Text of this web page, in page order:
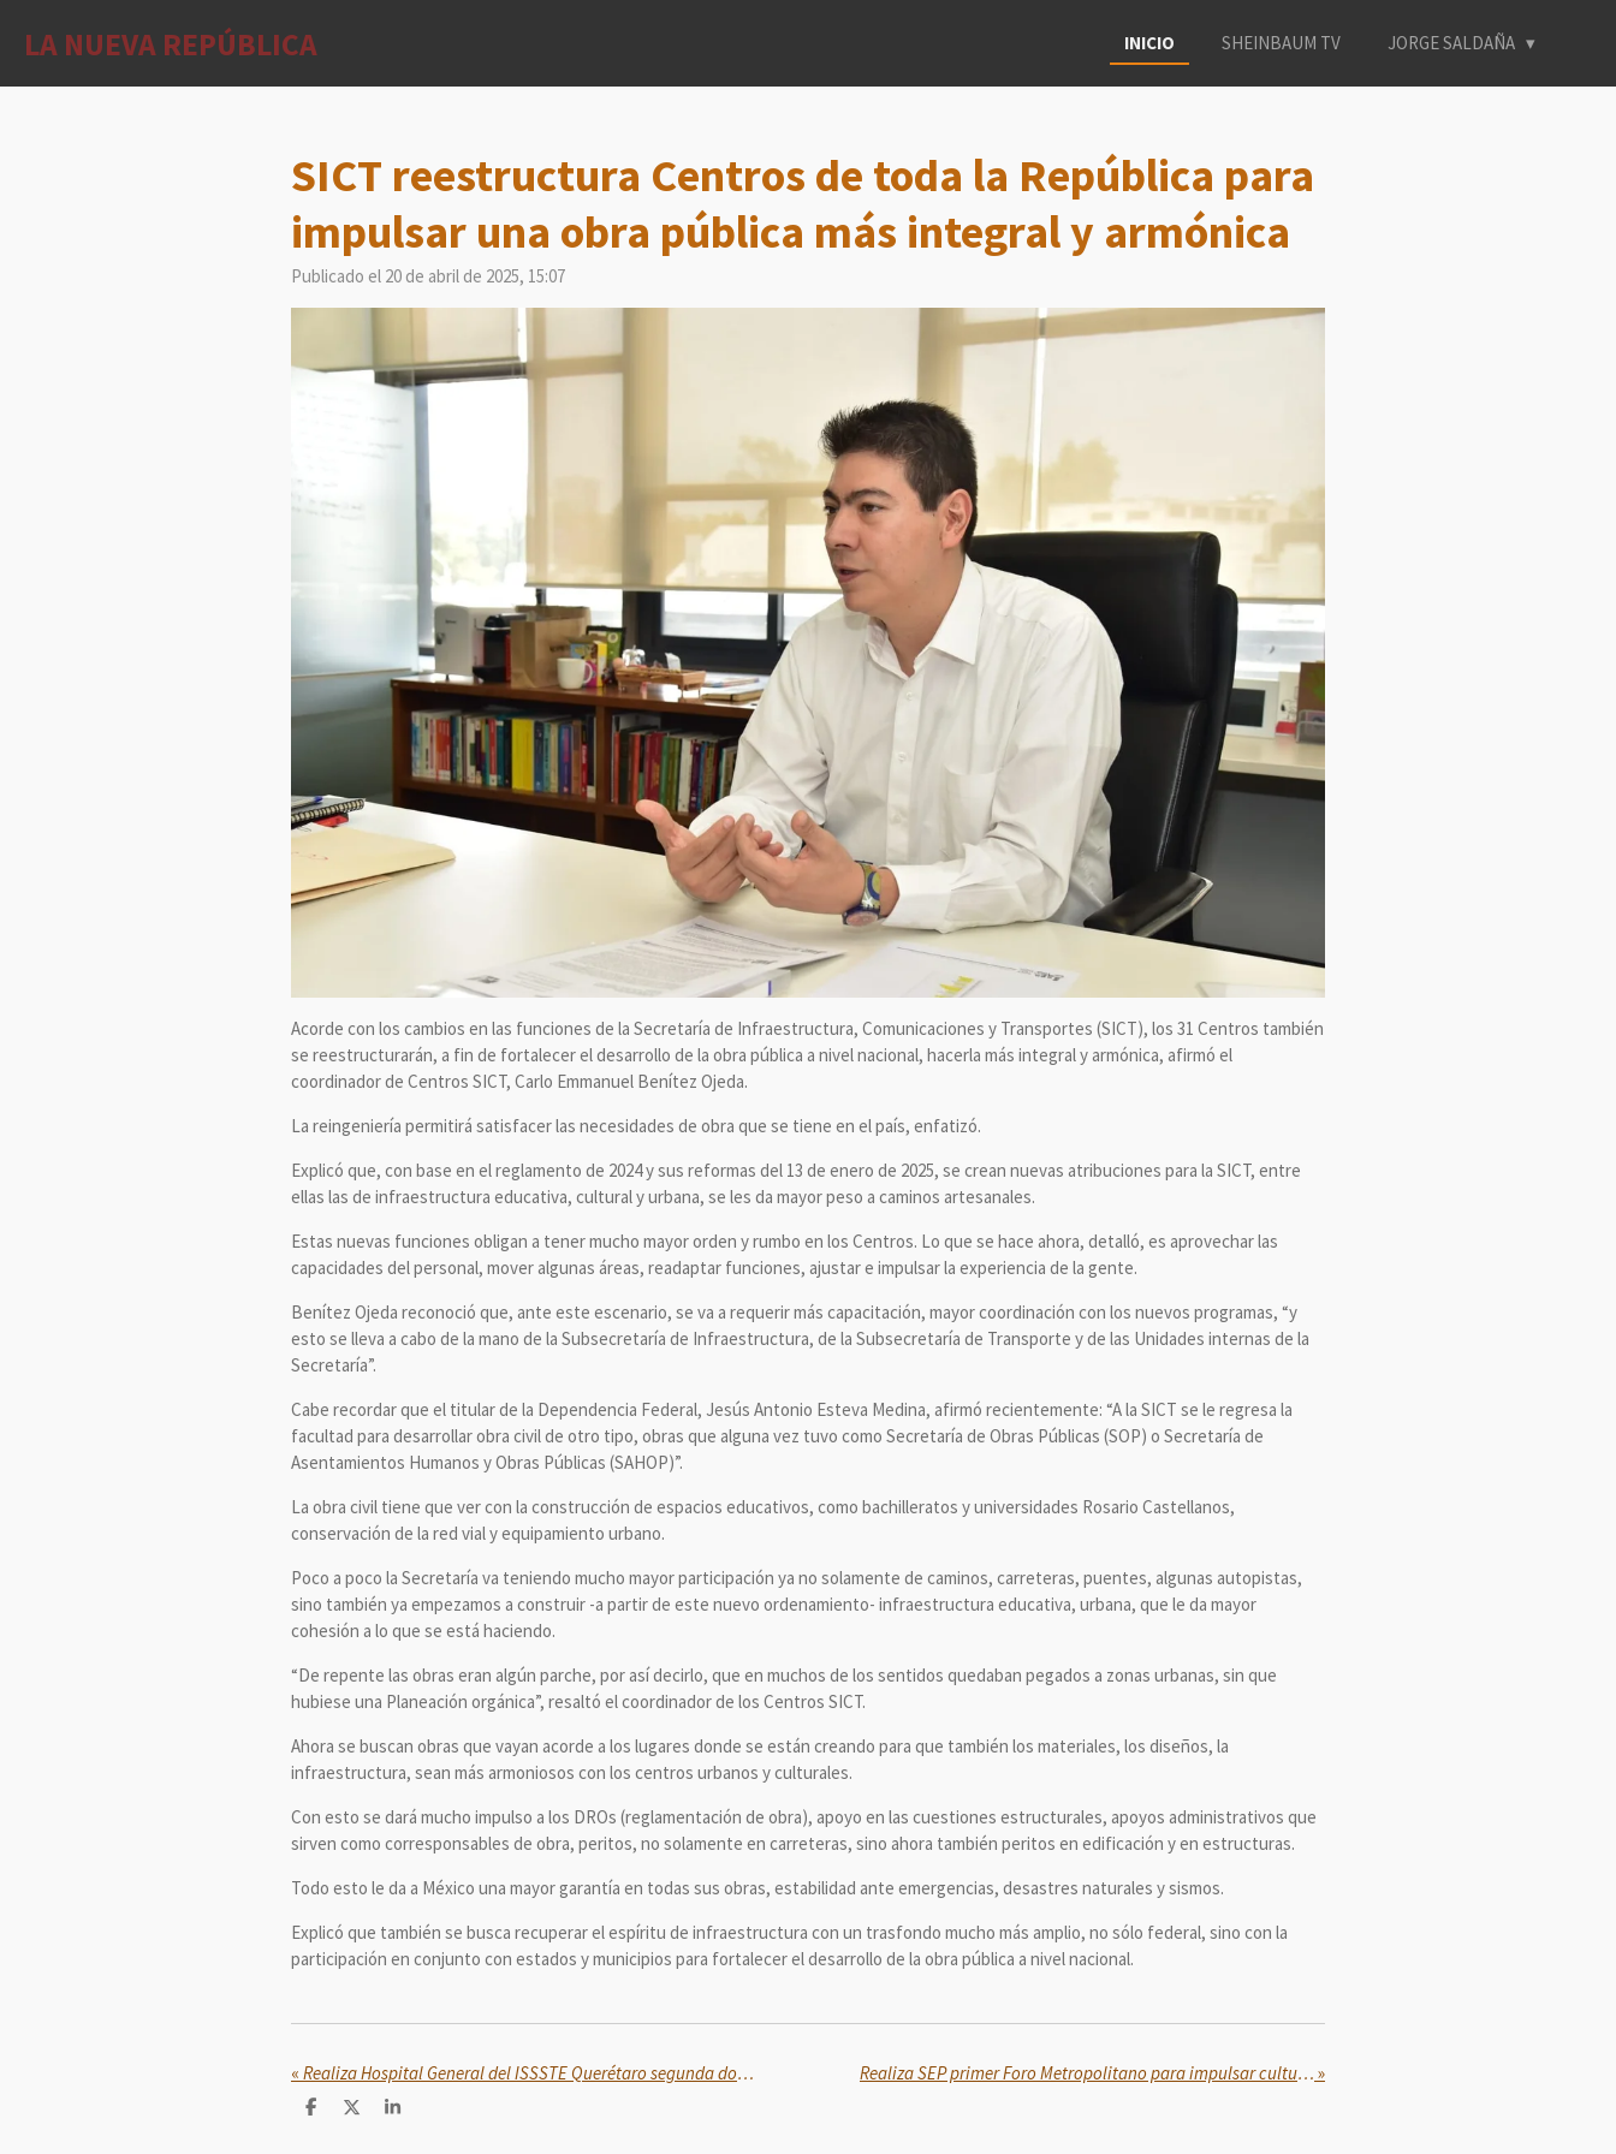
LA NUEVA REPÚBLICA INICIO SHEINBAUM TV JORGE SALDAÑA
SICT reestructura Centros de toda la República para
impulsar una obra pública más integral y armónica
Publicado el 20 de abril de 2025, 15:07
Acorde con los cambios en las funciones de la Secretaría de Infraestructura, Comunicaciones y Transportes (SICT), los 31 Centros también
se reestructurarán, a fin de fortalecer el desarrollo de la obra pública a nivel nacional, hacerla más integral y armónica, afirmó el
coordinador de Centros SICT, Carlo Emmanuel Benítez Ojeda.
La reingeniería permitirá satisfacer las necesidades de obra que se tiene en el país, enfatizó.
Explicó que, con base en el reglamento de 2024 y sus reformas del 13 de enero de 2025, se crean nuevas atribuciones para la SICT, entre
ellas las de infraestructura educativa, cultural y urbana, se les da mayor peso a caminos artesanales.
Estas nuevas funciones obligan a tener mucho mayor orden y rumbo en los Centros. Lo que se hace ahora, detalló, es aprovechar las
capacidades del personal, mover algunas áreas, readaptar funciones, ajustar e impulsar la experiencia de la gente.
Benítez Ojeda reconoció que, ante este escenario, se va a requerir más capacitación, mayor coordinación con los nuevos programas, “y
esto se lleva a cabo de la mano de la Subsecretaría de Infraestructura, de la Subsecretaría de Transporte y de las Unidades internas de la
Secretaría”.
Cabe recordar que el titular de la Dependencia Federal, Jesús Antonio Esteva Medina, afirmó recientemente: “A la SICT se le regresa la
facultad para desarrollar obra civil de otro tipo, obras que alguna vez tuvo como Secretaría de Obras Públicas (SOP) o Secretaría de
Asentamientos Humanos y Obras Públicas (SAHOP)”.
La obra civil tiene que ver con la construcción de espacios educativos, como bachilleratos y universidades Rosario Castellanos,
conservación de la red vial y equipamiento urbano.
Poco a poco la Secretaría va teniendo mucho mayor participación ya no solamente de caminos, carreteras, puentes, algunas autopistas,
sino también ya empezamos a construir -a partir de este nuevo ordenamiento- infraestructura educativa, urbana, que le da mayor
cohesión a lo que se está haciendo.
“De repente las obras eran algún parche, por así decirlo, que en muchos de los sentidos quedaban pegados a zonas urbanas, sin que
hubiese una Planeación orgánica”, resaltó el coordinador de los Centros SICT.
Ahora se buscan obras que vayan acorde a los lugares donde se están creando para que también los materiales, los diseños, la
infraestructura, sean más armoniosos con los centros urbanos y culturales.
Con esto se dará mucho impulso a los DROs (reglamentación de obra), apoyo en las cuestiones estructurales, apoyos administrativos que
sirven como corresponsables de obra, peritos, no solamente en carreteras, sino ahora también peritos en edificación y en estructuras.
Todo esto le da a México una mayor garantía en todas sus obras, estabilidad ante emergencias, desastres naturales y sismos.
Explicó que también se busca recuperar el espíritu de infraestructura con un trasfondo mucho más amplio, no sólo federal, sino con la
participación en conjunto con estados y municipios para fortalecer el desarrollo de la obra pública a nivel nacional.
« Realiza Hospital General del ISSSTE Querétaro segunda donación multiorgánica del 2025 Realiza SEP primer Foro Metropolitano para impulsar cultura de paz »
C
C
C